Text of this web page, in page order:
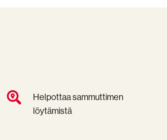
Helpottaa sammuttimen
löytämistä
Helpottaa
sammuttimen